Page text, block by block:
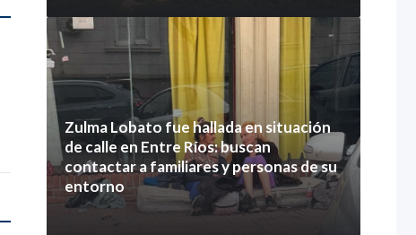
Zulma Lobato fue hallada en situación
de calle en Entre Ríos: buscan
contactar a familiares y personas de su
entorno
6 agosto 2026